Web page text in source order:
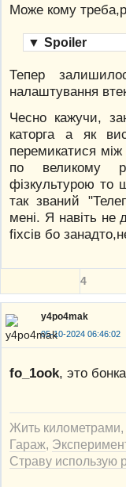
Може кому
▼ Spoiler
Тепер
налаштування
Чесно кажучи,
каторга а як
перемикатися
по великому
фізкультурою то
так званий
мені. Я навіть
fixсів бо
4
y4po4mak
05-10-2024 06:46:02
fo_1ook, это
Жить
Гараж,
Страву использую